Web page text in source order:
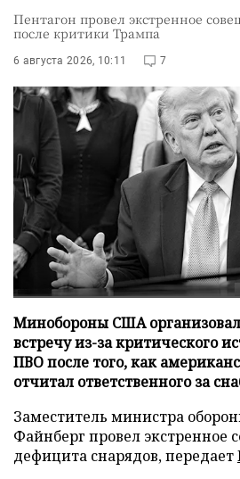
Пентагон провел экстренное
после критики Трампа
6 августа 2026, 10:11 7
Минобороны США
встречу из-за критического
ПВО после того, как
отчитал ответственного за
Заместитель министра
Файнберг провел экстренное
дефицита снарядов, передает